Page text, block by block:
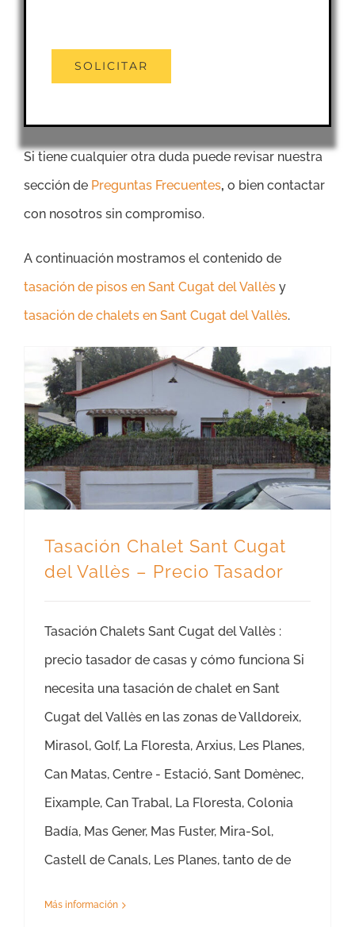
Si tiene cualquier otra duda puede revisar nuestra
sección de Preguntas Frecuentes, o bien contactar
con nosotros sin compromiso.
A continuación mostramos el contenido de
tasación de pisos en Sant Cugat del Vallès y
tasación de chalets en Sant Cugat del Vallès.
Tasación Chalet Sant Cugat
del Vallès – Precio Tasador
Tasación Chalets Sant Cugat del Vallès :
precio tasador de casas y cómo funciona Si
necesita una tasación de chalet en Sant
Cugat del Vallès en las zonas de Valldoreix,
Mirasol, Golf, La Floresta, Arxius, Les Planes,
Can Matas, Centre - Estació, Sant Domènec,
Eixample, Can Trabal, La Floresta, Colonia
Badía, Mas Gener, Mas Fuster, Mira-Sol,
Castell de Canals, Les Planes, tanto de de
Más información